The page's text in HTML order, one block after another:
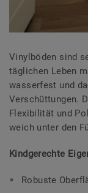
Vinylböden sind
täglichen Leben
wasserfest und
Verschüttungen.
Flexibilität und
weich unter den
Kindgerechte
Robuste